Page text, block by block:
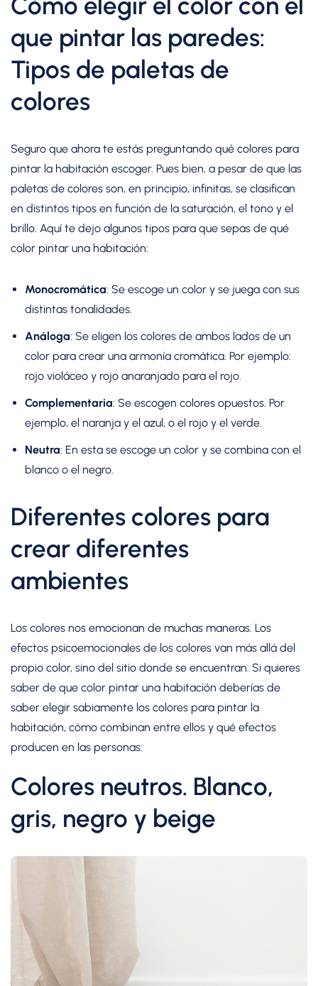
que pintar las paredes:
Tipos de paletas de
colores
Seguro que ahora te estás preguntando qué colores para
pintar la habitación escoger. Pues bien, a pesar de que las
paletas de colores son, en principio, infinitas, se clasifican
en distintos tipos en función de la saturación, el tono y el
brillo. Aquí te dejo algunos tipos para que sepas de qué
color pintar una habitación:
Monocromática: Se escoge un color y se juega con sus
distintas tonalidades.
Análoga: Se eligen los colores de ambos lados de un
color para crear una armonía cromática. Por ejemplo:
rojo violáceo y rojo anaranjado para el rojo.
Complementaria: Se escogen colores opuestos. Por
ejemplo, el naranja y el azul, o el rojo y el verde.
Neutra: En esta se escoge un color y se combina con el
blanco o el negro.
Diferentes colores para
crear diferentes
ambientes
Los colores nos emocionan de muchas maneras. Los
efectos psicoemocionales de los colores van más allá del
propio color, sino del sitio donde se encuentran. Si quieres
saber de que color pintar una habitación deberías de
saber elegir sabiamente los colores para pintar la
habitación, cómo combinan entre ellos y qué efectos
producen en las personas:
Colores neutros. Blanco,
gris, negro y beige